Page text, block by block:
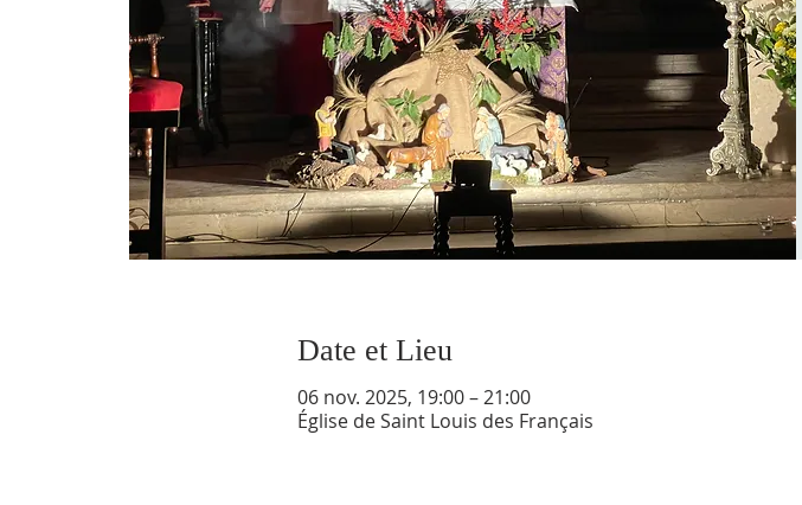
Date et Lieu
06 nov. 2025, 19:00 – 21:00
Église de Saint Louis des Français